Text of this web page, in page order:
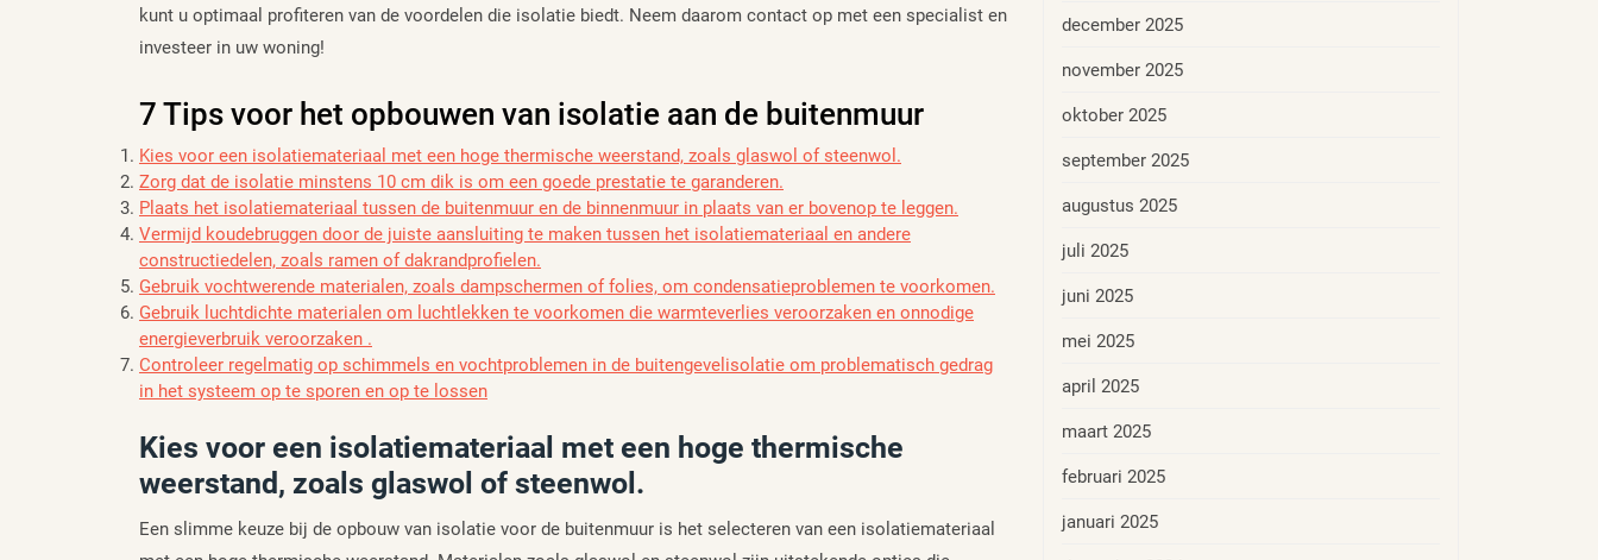
kunt u optimaal profiteren van de voordelen die isolatie biedt. Neem daarom contact op met een specialist en
investeer in uw woning!
7 Tips voor het opbouwen van isolatie aan de buitenmuur
Kies voor een isolatiemateriaal met een hoge thermische weerstand, zoals glaswol of steenwol.
Zorg dat de isolatie minstens 10 cm dik is om een goede prestatie te garanderen.
Plaats het isolatiemateriaal tussen de buitenmuur en de binnenmuur in plaats van er bovenop te leggen.
Vermijd koudebruggen door de juiste aansluiting te maken tussen het isolatiemateriaal en andere
constructiedelen, zoals ramen of dakrandprofielen.
Gebruik vochtwerende materialen, zoals dampschermen of folies, om condensatieproblemen te voorkomen.
Gebruik luchtdichte materialen om luchtlekken te voorkomen die warmteverlies veroorzaken en onnodige
energieverbruik veroorzaken .
Controleer regelmatig op schimmels en vochtproblemen in de buitengevelisolatie om problematisch gedrag
in het systeem op te sporen en op te lossen
Kies voor een isolatiemateriaal met een hoge thermische
weerstand, zoals glaswol of steenwol.
Een slimme keuze bij de opbouw van isolatie voor de buitenmuur is het selecteren van een isolatiemateriaal
december 2025
november 2025
oktober 2025
september 2025
augustus 2025
juli 2025
juni 2025
mei 2025
april 2025
maart 2025
februari 2025
januari 2025